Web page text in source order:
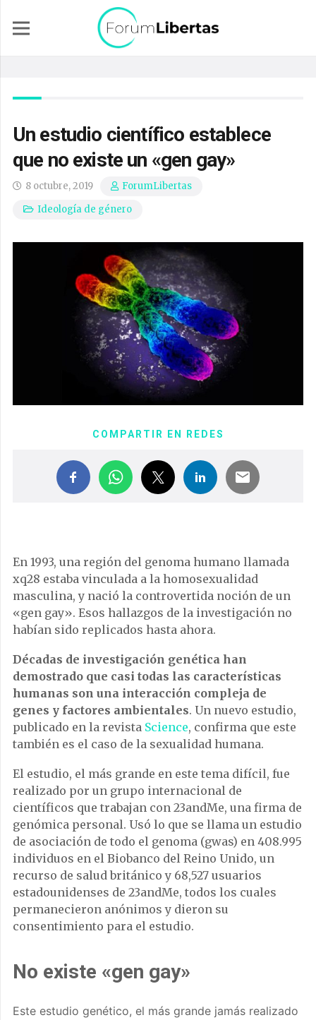
Un estudio científico establece
que no existe un «gen gay»
8 octubre, 2019
ForumLibertas
Ideología de género
COMPARTIR EN REDES
En 1993, una región del genoma humano llamada
xq28 estaba vinculada a la homosexualidad
masculina, y nació la controvertida noción de un
«gen gay». Esos hallazgos de la investigación no
habían sido replicados hasta ahora.
Décadas de investigación genética han
demostrado que casi todas las características
humanas son una interacción compleja de
genes y factores ambientales. Un nuevo estudio,
publicado en la revista Science, confirma que este
también es el caso de la sexualidad humana.
El estudio, el más grande en este tema difícil, fue
realizado por un grupo internacional de
científicos que trabajan con 23andMe, una firma de
genómica personal. Usó lo que se llama un estudio
de asociación de todo el genoma (gwas) en 408.995
individuos en el Biobanco del Reino Unido, un
recurso de salud británico y 68,527 usuarios
estadounidenses de 23andMe, todos los cuales
permanecieron anónimos y dieron su
consentimiento para el estudio.
No existe «gen gay»
Este estudio genético, el más grande jamás realizado